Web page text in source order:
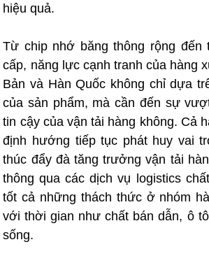
hiệu quả.
Từ chip nhớ băng thông rộng đến
cấp, năng lực cạnh tranh của hàng
Bản và Hàn Quốc không chỉ dựa
của sản phẩm, mà cần đến sự
tin cậy của vận tải hàng không. Cả
định hướng tiếp tục phát huy vai
thúc đẩy đà tăng trưởng vận tải
thông qua các dịch vụ logistics
tốt cả những thách thức ở nhóm
với thời gian như chất bán dẫn, ô
sống.